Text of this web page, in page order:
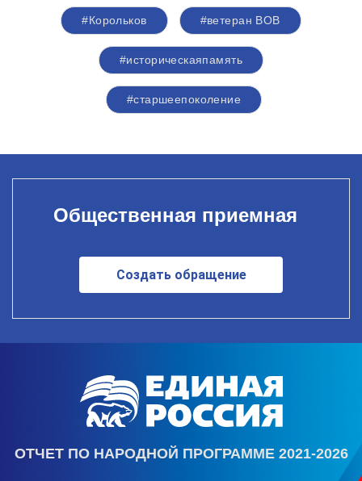
#Корольков #ветеран ВОВ
#историческаяпамять
#старшеепоколение
Общественная приемная
Создать обращение
ОТЧЕТ ПО НАРОДНОЙ ПРОГРАММЕ 2021-2026